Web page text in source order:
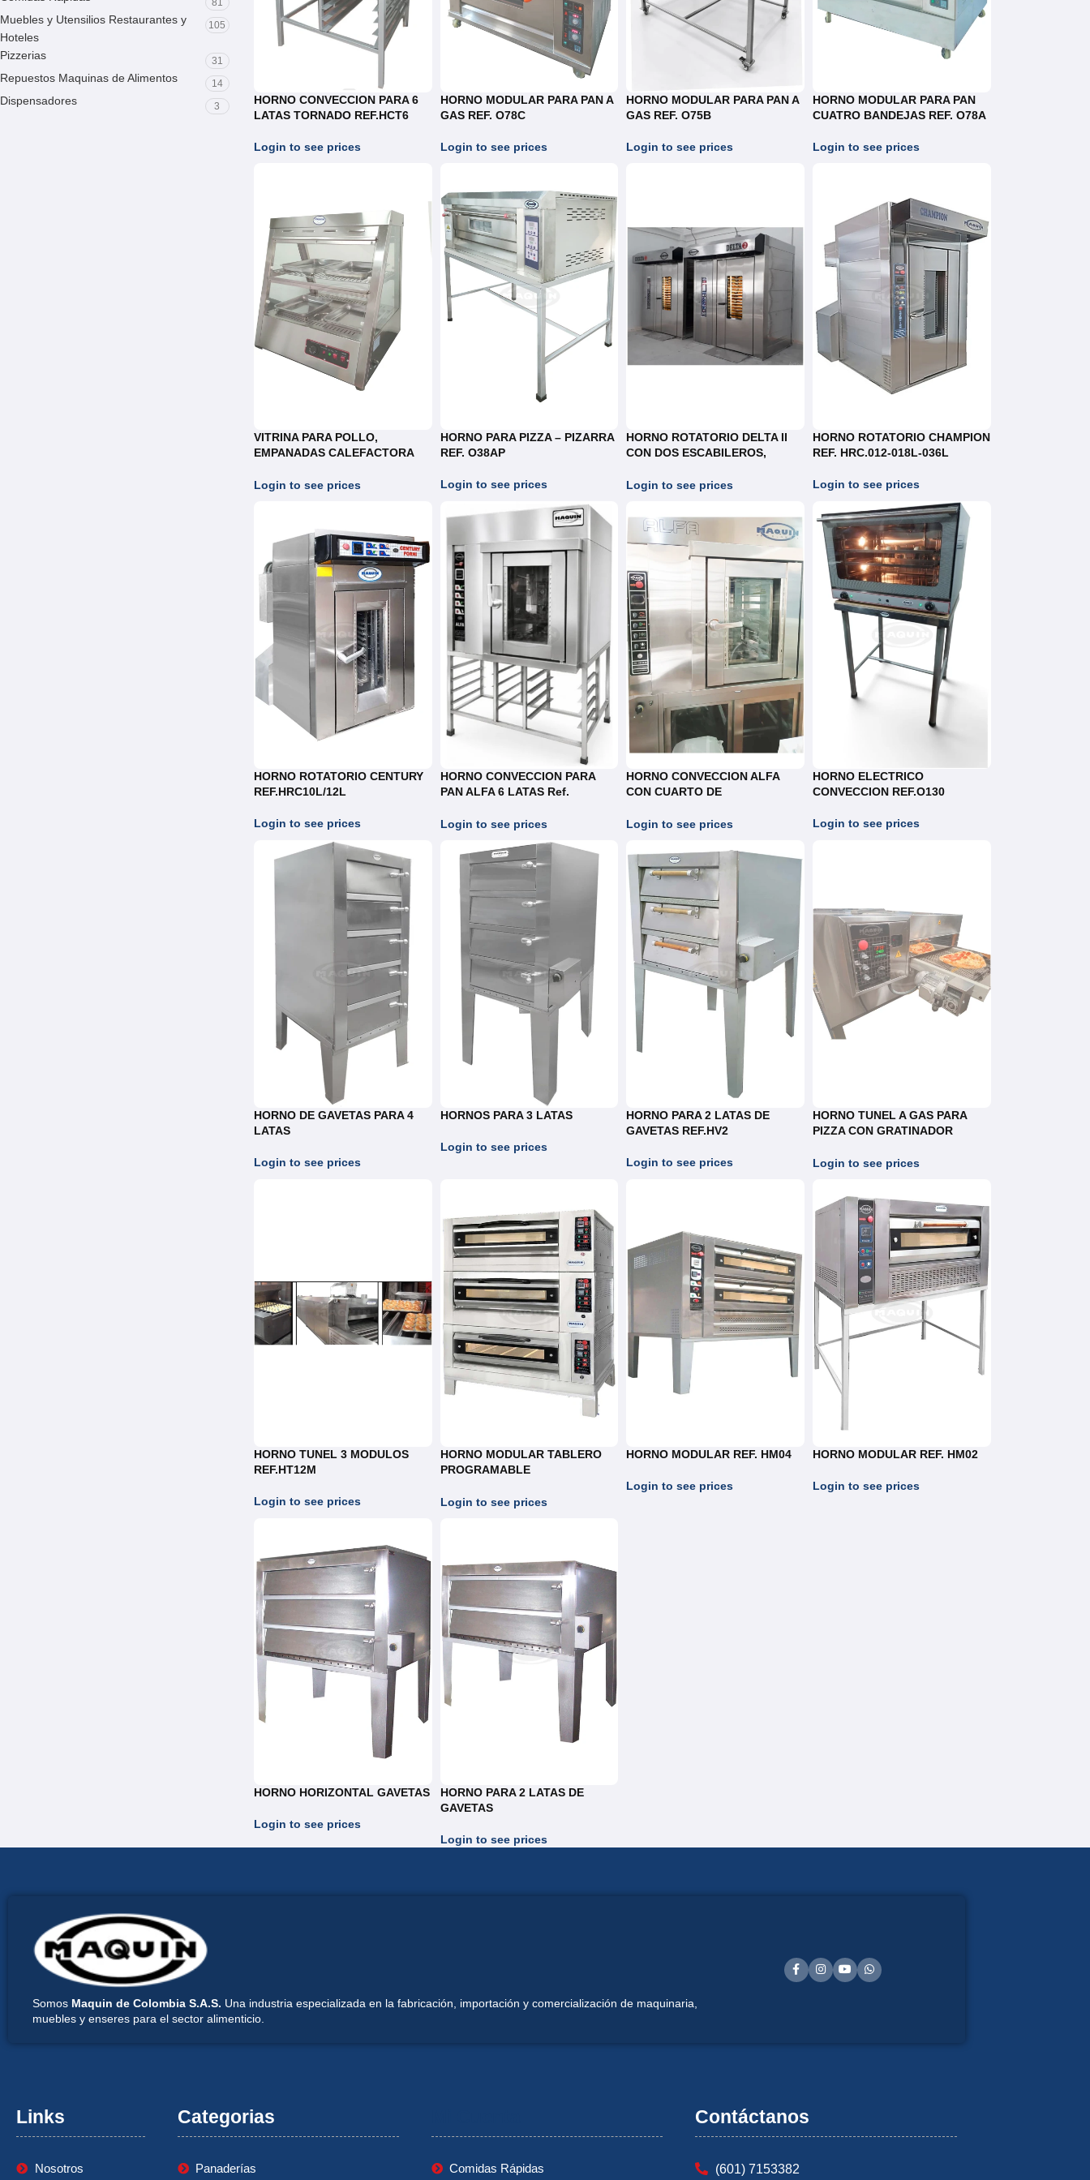
81
Muebles y Utensilios Restaurantes y
Hoteles
105
Pizzerias 31
Repuestos Maquinas de Alimentos 14
Dispensadores 3
HORNO CONVECCION PARA 6
LATAS TORNADO REF.HCT6
Login to see prices
HORNO MODULAR PARA PAN A
GAS REF. O78C
Login to see prices
HORNO MODULAR PARA PAN A
GAS REF. O75B
Login to see prices
HORNO MODULAR PARA PAN
CUATRO BANDEJAS REF. O78A
Login to see prices
VITRINA PARA POLLO,
EMPANADAS CALEFACTORA
Login to see prices
HORNO PARA PIZZA – PIZARRA
REF. O38AP
Login to see prices
HORNO ROTATORIO DELTA II
CON DOS ESCABILEROS,
REF.HRDII 12-14-18-36-40
Login to see prices
HORNO ROTATORIO CHAMPION
REF. HRC.012-018L-036L
Login to see prices
HORNO ROTATORIO CENTURY
REF.HRC10L/12L
Login to see prices
HORNO CONVECCION PARA
PAN ALFA 6 LATAS Ref.
Login to see prices
HORNO CONVECCION ALFA
CON CUARTO DE
Login to see prices
HORNO ELECTRICO
CONVECCION REF.O130
Login to see prices
HORNO DE GAVETAS PARA 4
LATAS
Login to see prices
HORNOS PARA 3 LATAS
Login to see prices
HORNO PARA 2 LATAS DE
GAVETAS REF.HV2
Login to see prices
HORNO TUNEL A GAS PARA
PIZZA CON GRATINADOR
Login to see prices
HORNO TUNEL 3 MODULOS
REF.HT12M
Login to see prices
HORNO MODULAR TABLERO
PROGRAMABLE
Login to see prices
HORNO MODULAR REF. HM04
Login to see prices
HORNO MODULAR REF. HM02
Login to see prices
HORNO HORIZONTAL GAVETAS
Login to see prices
HORNO PARA 2 LATAS DE
GAVETAS
Login to see prices
Somos Maquin de Colombia S.A.S. Una industria especializada en la fabricación, importación y comercialización de maquinaria,
muebles y enseres para el sector alimenticio.
Links
Nosotros
Categorias
Panaderías Comidas Rápidas
Contáctanos
(601) 7153382